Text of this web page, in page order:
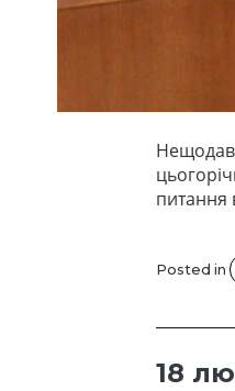
питання
Posted in
18